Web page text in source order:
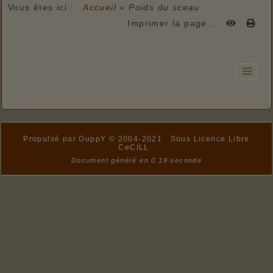
Vous êtes ici : Accueil » Poids du sceau
Imprimer la page...
Propulsé par GuppY © 2004-2021
Sous Licence Libre
CeCILL
Document généré en 0.19 seconde